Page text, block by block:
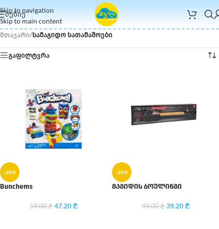
Skip to navigation
Skip to main content
ᲛᲔᲜᲘᲣ
მთავარი/სამაგიდო სათამაშოები
გაფილტვრა
-20%
Bunchems
59.00₾ 47.20₾
-20%
მაგიდის ბოულინგი
49.00₾ 39.20₾